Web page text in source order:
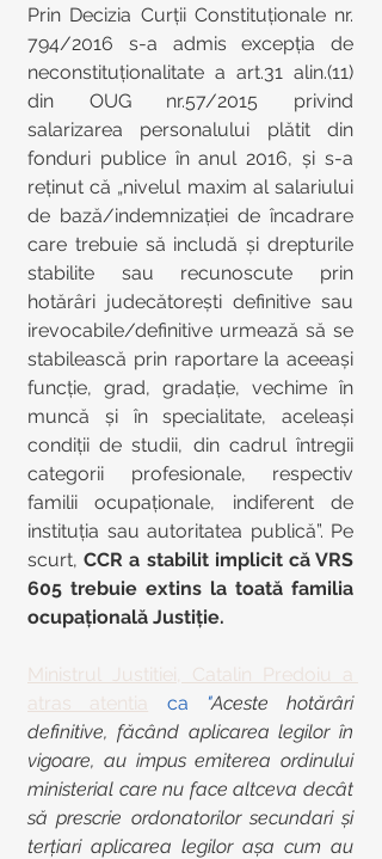
Prin Decizia Curții Constituționale nr.
794/2016 s-a admis excepția de
neconstituționalitate a art.31 alin.(11)
din OUG nr.57/2015 privind
salarizarea personalului plătit din
fonduri publice în anul 2016, și s-a
reținut că „nivelul maxim al salariului
de bază/indemnizației de încadrare
care trebuie să includă și drepturile
stabilite sau recunoscute prin
hotărâri judecătorești definitive sau
irevocabile/definitive urmează să se
stabilească prin raportare la aceeași
funcție, grad, gradație, vechime în
muncă și în specialitate, aceleași
condiții de studii, din cadrul întregii
categorii profesionale, respectiv
familii ocupaționale, indiferent de
instituția sau autoritatea publică”. Pe
scurt, CCR a stabilit implicit că VRS
605 trebuie extins la toată familia
ocupațională Justiție.
Ministrul Justitiei, Catalin Predoiu a
atras atentia ca "Aceste hotărâri
definitive, făcând aplicarea legilor în
vigoare, au impus emiterea ordinului
ministerial care nu face altceva decât
să prescrie ordonatorilor secundari și
terțiari aplicarea legilor așa cum au